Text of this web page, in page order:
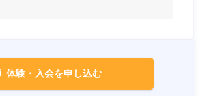
体験・入会を申し込む